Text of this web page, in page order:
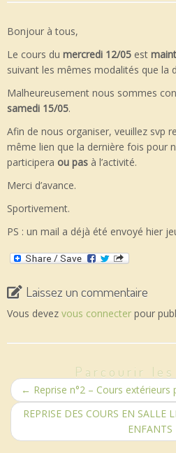
Bonjour à tous,
Le cours du mercredi 12/05 est
suivant les mêmes modalités que la
Malheureusement nous sommes
samedi 15/05.
Afin de nous organiser, veuillez svp
même lien que la dernière fois pour
participera ou pas à l’activité.
Merci d’avance.
Sportivement.
PS : un mail a déjà été envoyé hier
Laissez un commentaire
Vous devez vous connecter pour
Parcourir
← Reprise n°2 – Cours extérieurs
REPRISE DES COURS EN SALLE
ENFANTS